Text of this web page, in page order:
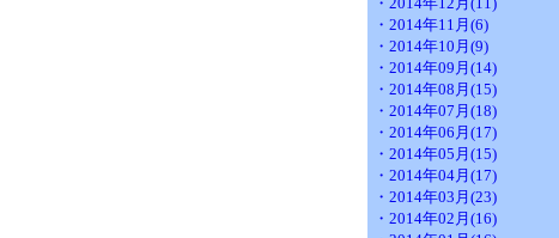
・2014年11月(6)
・2014年10月(9)
・2014年09月(14)
・2014年08月(15)
・2014年07月(18)
・2014年06月(17)
・2014年05月(15)
・2014年04月(17)
・2014年03月(23)
・2014年02月(16)